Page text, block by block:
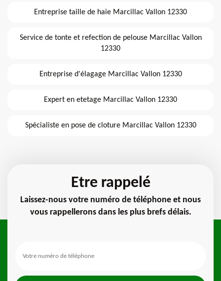
Entreprise taille de haie Marcillac Vallon 12330
Service de tonte et refection de pelouse Marcillac Vallon
12330
Entreprise d'élagage Marcillac Vallon 12330
Expert en etetage Marcillac Vallon 12330
Spécialiste en pose de cloture Marcillac Vallon 12330
Etre rappelé
Laissez-nous votre numéro de téléphone et nous
vous rappellerons dans les plus brefs délais.